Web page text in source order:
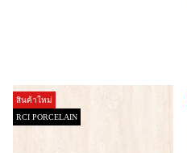
สินค้าใหม่
RCI PORCELAIN